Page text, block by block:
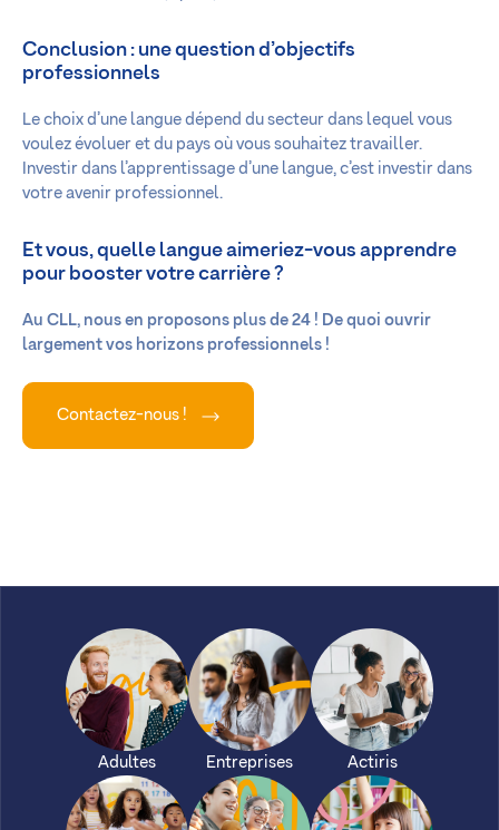
Conclusion : une question d’objectifs
professionnels
Le choix d’une langue dépend du secteur dans lequel vous
voulez évoluer et du pays où vous souhaitez travailler.
Investir dans l’apprentissage d’une langue, c’est investir dans
votre avenir professionnel.
Et vous, quelle langue aimeriez-vous apprendre
pour booster votre carrière ?
Au CLL, nous en proposons plus de 24 ! De quoi ouvrir
largement vos horizons professionnels !
Contactez-nous !
Adultes Entreprises Actiris